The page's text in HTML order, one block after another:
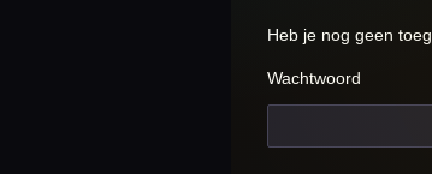
Heb je nog geen
Wachtwoord